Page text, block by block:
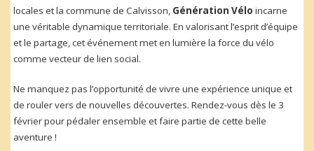
locales et la commune de Calvisson, Génération Vélo incarne
une véritable dynamique territoriale. En valorisant l’esprit d’équipe
et le partage, cet événement met en lumière la force du vélo
comme vecteur de lien social.
Ne manquez pas l’opportunité de vivre une expérience unique et
de rouler vers de nouvelles découvertes. Rendez-vous dès le 3
février pour pédaler ensemble et faire partie de cette belle
aventure !